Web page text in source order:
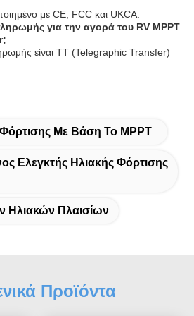
με CE, FCC και UKCA.
για την αγορά του RV MPPT
είναι TT (Telegraphic Transfer)
Φόρτισης Με Βάση Το MPPT
Ελεγκτής Ηλιακής Φόρτισης
Ηλιακών Πλαισίων
Προϊόντα